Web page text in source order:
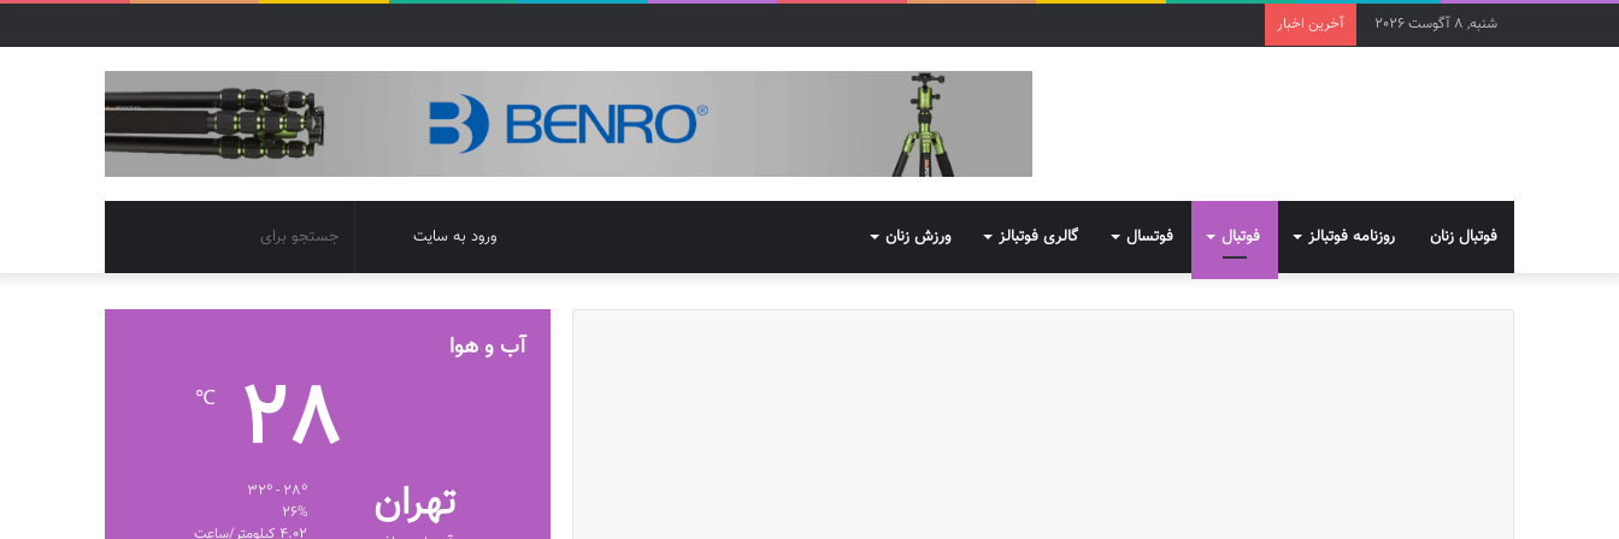
شنبه, 8 آگوست 2026 آخرین اخبار
فوتبال زنان روزنامه فوتبالز فوتبال فوتسال گالری فوتبالز ورزش زنان
برای
تغییر
پوسته
ورود به سایت
آب و هوا
تهران
28
℃
26%
4.02 کیلومتر/ساعت